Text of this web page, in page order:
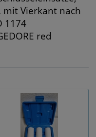
Vierkant nach
1174
red